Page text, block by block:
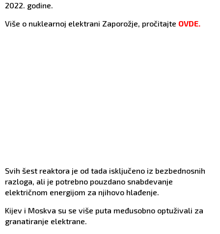
2022. godine.
Više o nuklearnoj elektrani Zaporožje, pročitajte OVDE.
Svih šest reaktora je od tada isključeno iz bezbednosnih
razloga, ali je potrebno pouzdano snabdevanje
električnom energijom za njihovo hlađenje.
Kijev i Moskva su se više puta međusobno optuživali za
granatiranje elektrane.